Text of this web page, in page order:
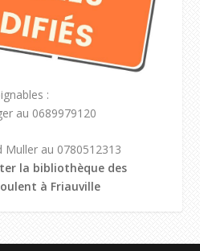
:
au 0689979120
au 0780512313
la bibliothèque des
à Friauville